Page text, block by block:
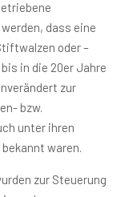
dass eine
oder –
in die 20er Jahre
zur
bzw.
unter ihren
bekannt waren.
zur Steuerung